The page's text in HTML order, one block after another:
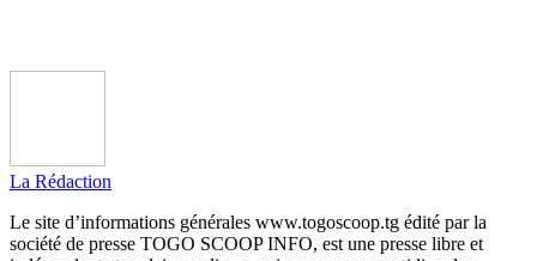
La Rédaction
Le site d’informations générales www.togoscoop.tg édité par la
société de presse TOGO SCOOP INFO, est une presse libre et